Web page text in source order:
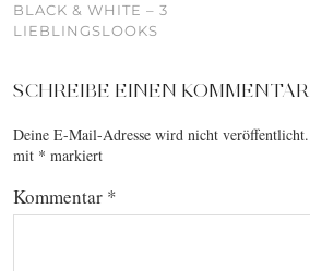
BLACK & WHITE – 3
LIEBLINGSLOOKS
SCHREIBE EINEN KOMMENTAR
Deine E-Mail-Adresse wird nicht veröffentlicht.
mit * markiert
Kommentar *